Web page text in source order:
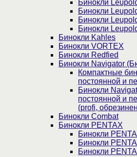
Бинокли
Бинокли
Бинокли
Бинокли
Бинокли Kahles
Бинокли VORTEX
Бинокли Redfied
Бинокли Navigator
Компактные
постоянной и
Бинокли
постоянной и
(profi,
Бинокли Combat
Бинокли PENTAX
Бинокли
Бинокли
Бинокли